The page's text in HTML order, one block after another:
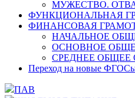
МУЖЕСТВО.
ФУНКЦИОНАЛЬНАЯ
ФИНАНСОВАЯ
НАЧАЛЬНОЕ
ОСНОВНОЕ
СРЕДНЕЕ ОБЩЕЕ
Переход на новые
ПАВ